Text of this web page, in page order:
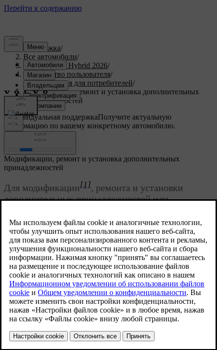
Поддержка/
Все автомобили/
XC90 Plug-in Hybrid 2026/
Руководство пользователя/
Информация для потребителей/
Модификации, ремонт и установка дополнительных
принадлежностей
Индивидуальная поддержкаПолучите актуальную
информацию по вашему конкретному автомобилю.
Обновленная версия 28.10.2024
Модификации, ремонт и установка дополнительных
принадлежностей
Для модификации[1], ремонта и установки
дополнительных принадлежностей или
также высокое качество деталей и работы. Иначе
это может привести к нарушениям в работе
автомобиля и снизить его безопасность. Прежде
чем вносить какие-либо изменения в свой
автомобиль, обратитесь к дилеру Volvo.
Для внесения любых изменений[2]в автомобиль Volvo
настоятельно рекомендует следующее:
предварительно обратиться за консультацией к обученному
Volvo;